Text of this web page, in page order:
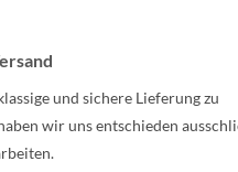
und sichere Lieferung zu
wir uns entschieden